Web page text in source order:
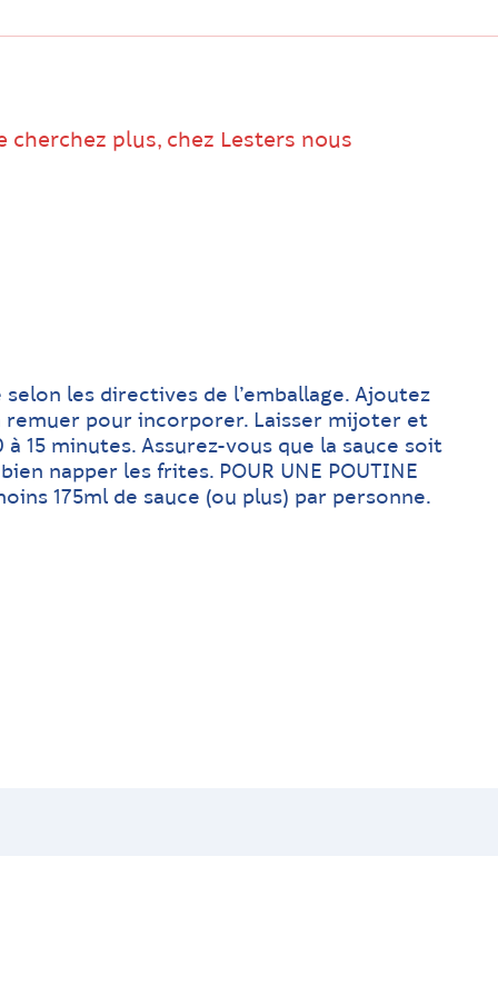
cherchez plus, chez Lesters nous
les directives de l’emballage. Ajoutez
pour incorporer. Laisser mijoter et
à 15 minutes. Assurez-vous que la sauce soit
napper les frites. POUR UNE POUTINE
175ml de sauce (ou plus) par personne.